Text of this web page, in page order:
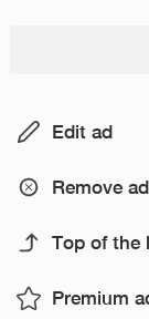
Edit ad
Remove ad
Top of the
Premium